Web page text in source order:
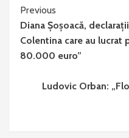
Continue
Reading
Previous
Diana Șoșoacă,
Colentina care au lucrat
80.000 euro”
Ludovic Orban: